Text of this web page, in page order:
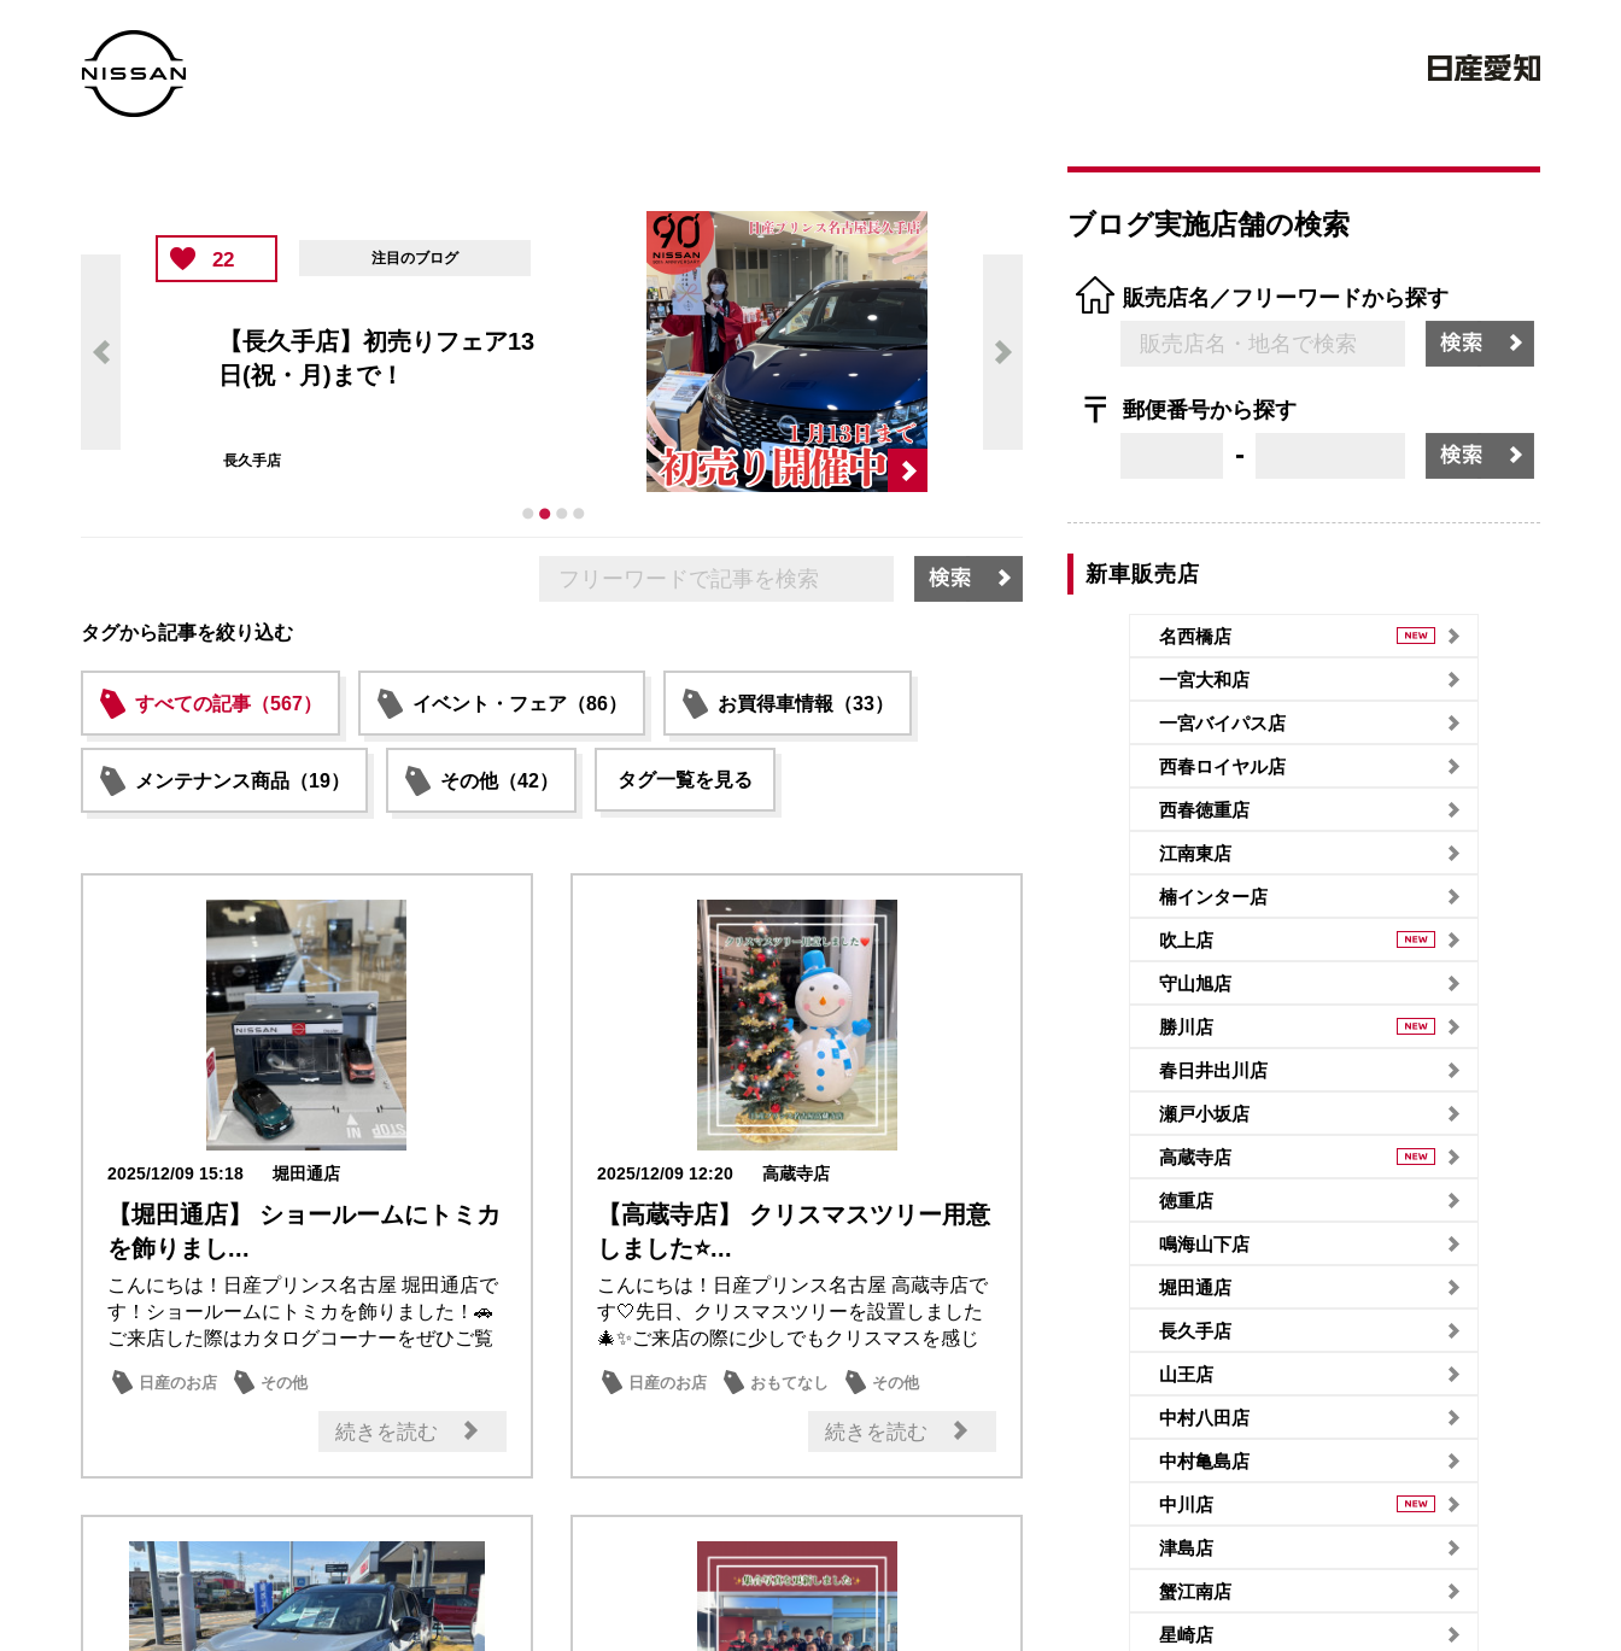
22 注目のブログ
【長久手店】初売りフェア13
日(祝・月)まで！
長久手店
タグから記事を絞り込む
すべての記事（567） イベント・フェア（86） お買得車情報（33）
メンテナンス商品（19） その他（42） タグ一覧を見る
2025/12/09 15:18 堀田通店
【堀田通店】 ショールームにトミカ
を飾りまし...
こんにちは！日産プリンス名古屋 堀田通店で
す！ショールームにトミカを飾りました！🚗
ご来店した際はカタログコーナーをぜひご覧
日産のお店 その他
続きを読む
2025/12/09 12:20 高蔵寺店
【高蔵寺店】 クリスマスツリー用意
しました⭐...
こんにちは！日産プリンス名古屋 高蔵寺店で
す🤍先日、クリスマスツリーを設置しました
🎄✨ご来店の際に少しでもクリスマスを感じ
日産のお店 おもてなし その他
続きを読む
ブログ実施店舗の検索
販売店名／フリーワードから探す
郵便番号から探す
-
新車販売店
名西橋店
一宮大和店
一宮バイパス店
西春ロイヤル店
西春徳重店
江南東店
楠インター店
吹上店
守山旭店
勝川店
春日井出川店
瀬戸小坂店
高蔵寺店
徳重店
鳴海山下店
堀田通店
長久手店
山王店
中村八田店
中村亀島店
中川店
津島店
蟹江南店
星崎店